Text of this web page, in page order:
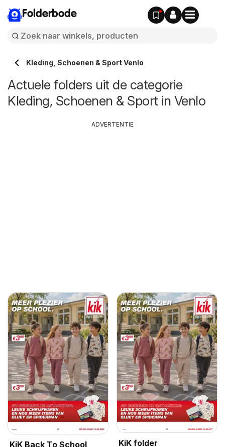
Folderbode
Kleding, Schoenen & Sport Venlo
Actuele folders uit de categorie
Kleding, Schoenen & Sport in Venlo
KiK Back To School KiK folder
ADVERTENTIE